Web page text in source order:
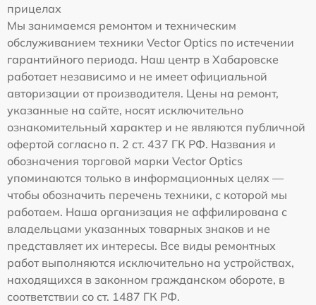
прицелах
Мы занимаемся ремонтом и техническим
обслуживанием техники Vector Optics по истечении
гарантийного периода. Наш центр в Хабаровске
работает независимо и не имеет официальной
авторизации от производителя. Цены на ремонт,
указанные на сайте, носят исключительно
ознакомительный характер и не являются публичной
офертой согласно п. 2 ст. 437 ГК РФ. Названия и
обозначения торговой марки Vector Optics
упоминаются только в информационных целях —
чтобы обозначить перечень техники, с которой мы
работаем. Наша организация не аффилирована с
владельцами указанных товарных знаков и не
представляет их интересы. Все виды ремонтных
работ выполняются исключительно на устройствах,
находящихся в законном гражданском обороте, в
соответствии со ст. 1487 ГК РФ.